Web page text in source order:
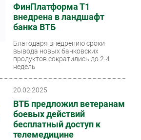
ФинПлатформа Т1
внедрена в ландшафт
банка ВТБ
Благодаря внедрению сроки
вывода новых банковских
продуктов сократились до 2-4
недель
20.02.2025
ВТБ предложил ветеранам
боевых действий
бесплатный доступ к
телемедицине